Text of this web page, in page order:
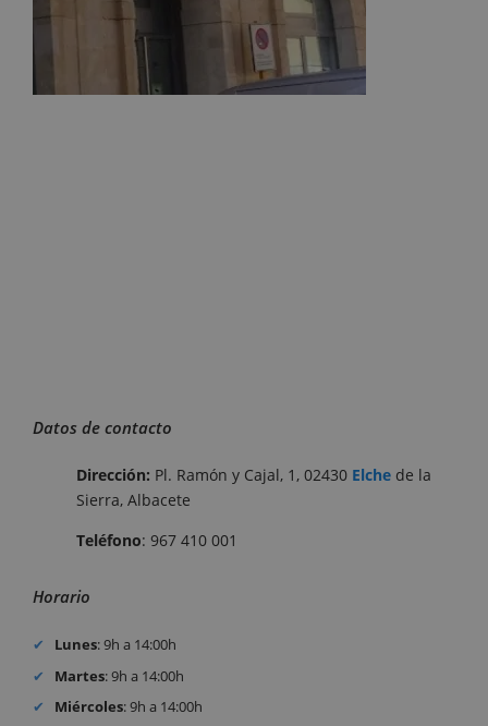
Datos de contacto
Dirección: Pl. Ramón y Cajal, 1, 02430 Elche de la
Sierra, Albacete
Teléfono: 967 410 001
Horario
Lunes: 9h a 14:00h
Martes: 9h a 14:00h
Miércoles: 9h a 14:00h